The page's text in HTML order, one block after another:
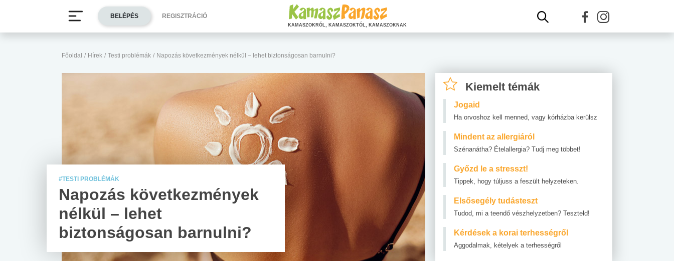
Főoldal / Hírek / Testi problémák / Napozás következmények nélkül – lehet biztonságosan barnulni?
#TESTI PROBLÉMÁK
Napozás következmények
nélkül – lehet
biztonságosan barnulni?
Kiemelt témák
Jogaid
Ha orvoshoz kell menned, vagy kórházba kerülsz
Mindent az allergiáról
Szénanátha? Ételallergia? Tudj meg többet!
Győzd le a stresszt!
Tippek, hogy túljuss a feszült helyzeteken.
Elsősegély tudásteszt
Tudod, mi a teendő vészhelyzetben? Teszteld!
Kérdések a korai terhességről
Aggodalmak, kételyek a terhességről
BELÉPÉS REGISZTRÁCIÓ
KAMASZOKRÓL, KAMASZOKTÓL, KAMASZOKNAK